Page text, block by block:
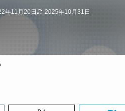
年11月20日 2025年10月31日